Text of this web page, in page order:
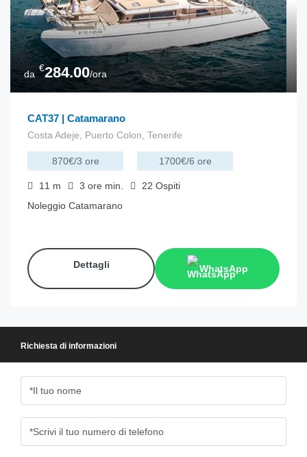
da
€284.00/ora
CAT37 | Catamarano
Costa Adeje, Puerto Colon, Tenerife
870€/3 ore 1700€/6 ore
11 m 3 ore min. 22 Ospiti
Noleggio Catamarano
Dettagli WhatsApp
Richiesta di informazioni